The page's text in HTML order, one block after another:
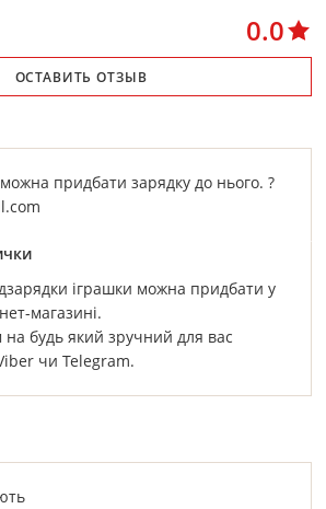
0.0
ОСТАВИТЬ ОТЗЫВ
придбати зарядку до нього. ?
іграшки можна придбати у
магазині.
будь який зручний для вас
чи Telegram.